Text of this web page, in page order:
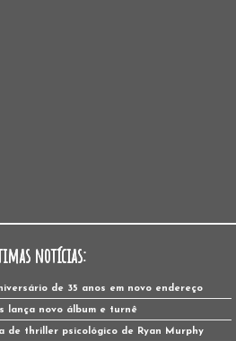
notícias:
de 35 anos em novo endereço
lança novo álbum e turnê
de thriller psicológico de Ryan Murphy